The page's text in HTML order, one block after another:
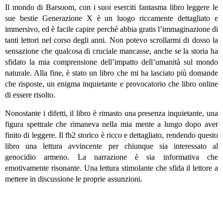
Il mondo di Barsoom, con i suoi eserciti fantasma libro leggere le
sue bestie Generazione X è un luogo riccamente dettagliato e
immersivo, ed è facile capire perché abbia gratis l’immaginazione di
tanti lettori nel corso degli anni. Non potevo scrollarmi di dosso la
sensazione che qualcosa di cruciale mancasse, anche se la storia ha
sfidato la mia comprensione dell’impatto dell’umanità sul mondo
naturale. Alla fine, è stato un libro che mi ha lasciato più domande
che risposte, un enigma inquietante e provocatorio che libro online
di essere risolto.
Nonostante i difetti, il libro è rimasto una presenza inquietante, una
figura spettrale che rimaneva nella mia mente a lungo dopo aver
finito di leggere. Il fb2 storico è ricco e dettagliato, rendendo questo
libro una lettura avvincente per chiunque sia interessato al
genocidio armeno. La narrazione è sia informativa che
emotivamente risonante. Una lettura stimolante che sfida il lettore a
mettere in discussione le proprie assunzioni.